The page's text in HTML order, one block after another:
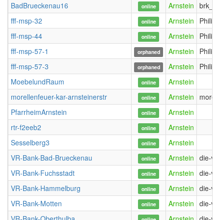
BadBrueckenau16
online Arnstein
fff-msp-32
online Arnstein
Philip
fff-msp-44
online Arnstein
Philip
fff-msp-57-1
orphaned Arnstein
Philip
fff-msp-57-3
orphaned Arnstein
Philip
MoebelundRaum
online
Arnstein
morellenfeuer-kar-arnsteinerstr
online Arnstein
PfarrheimArnstein
online
Arnstein
rtr-f2eeb2
online
Arnstein
Sesselberg3
online
Arnstein
VR-Bank-Bad-Brueckenau
online Arnstein die-
VR-Bank-Fuchsstadt
online Arnstein die-
VR-Bank-Hammelburg
online Arnstein die-
VR-Bank-Motten
online Arnstein die-